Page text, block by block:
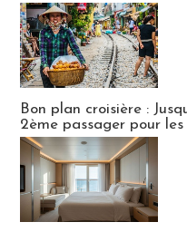
Bon plan croisière :
2ème passager pour